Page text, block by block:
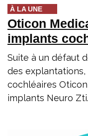
À LA UNE
Oticon
implants
Suite à un défaut
des
cochléaires
implants Neuro